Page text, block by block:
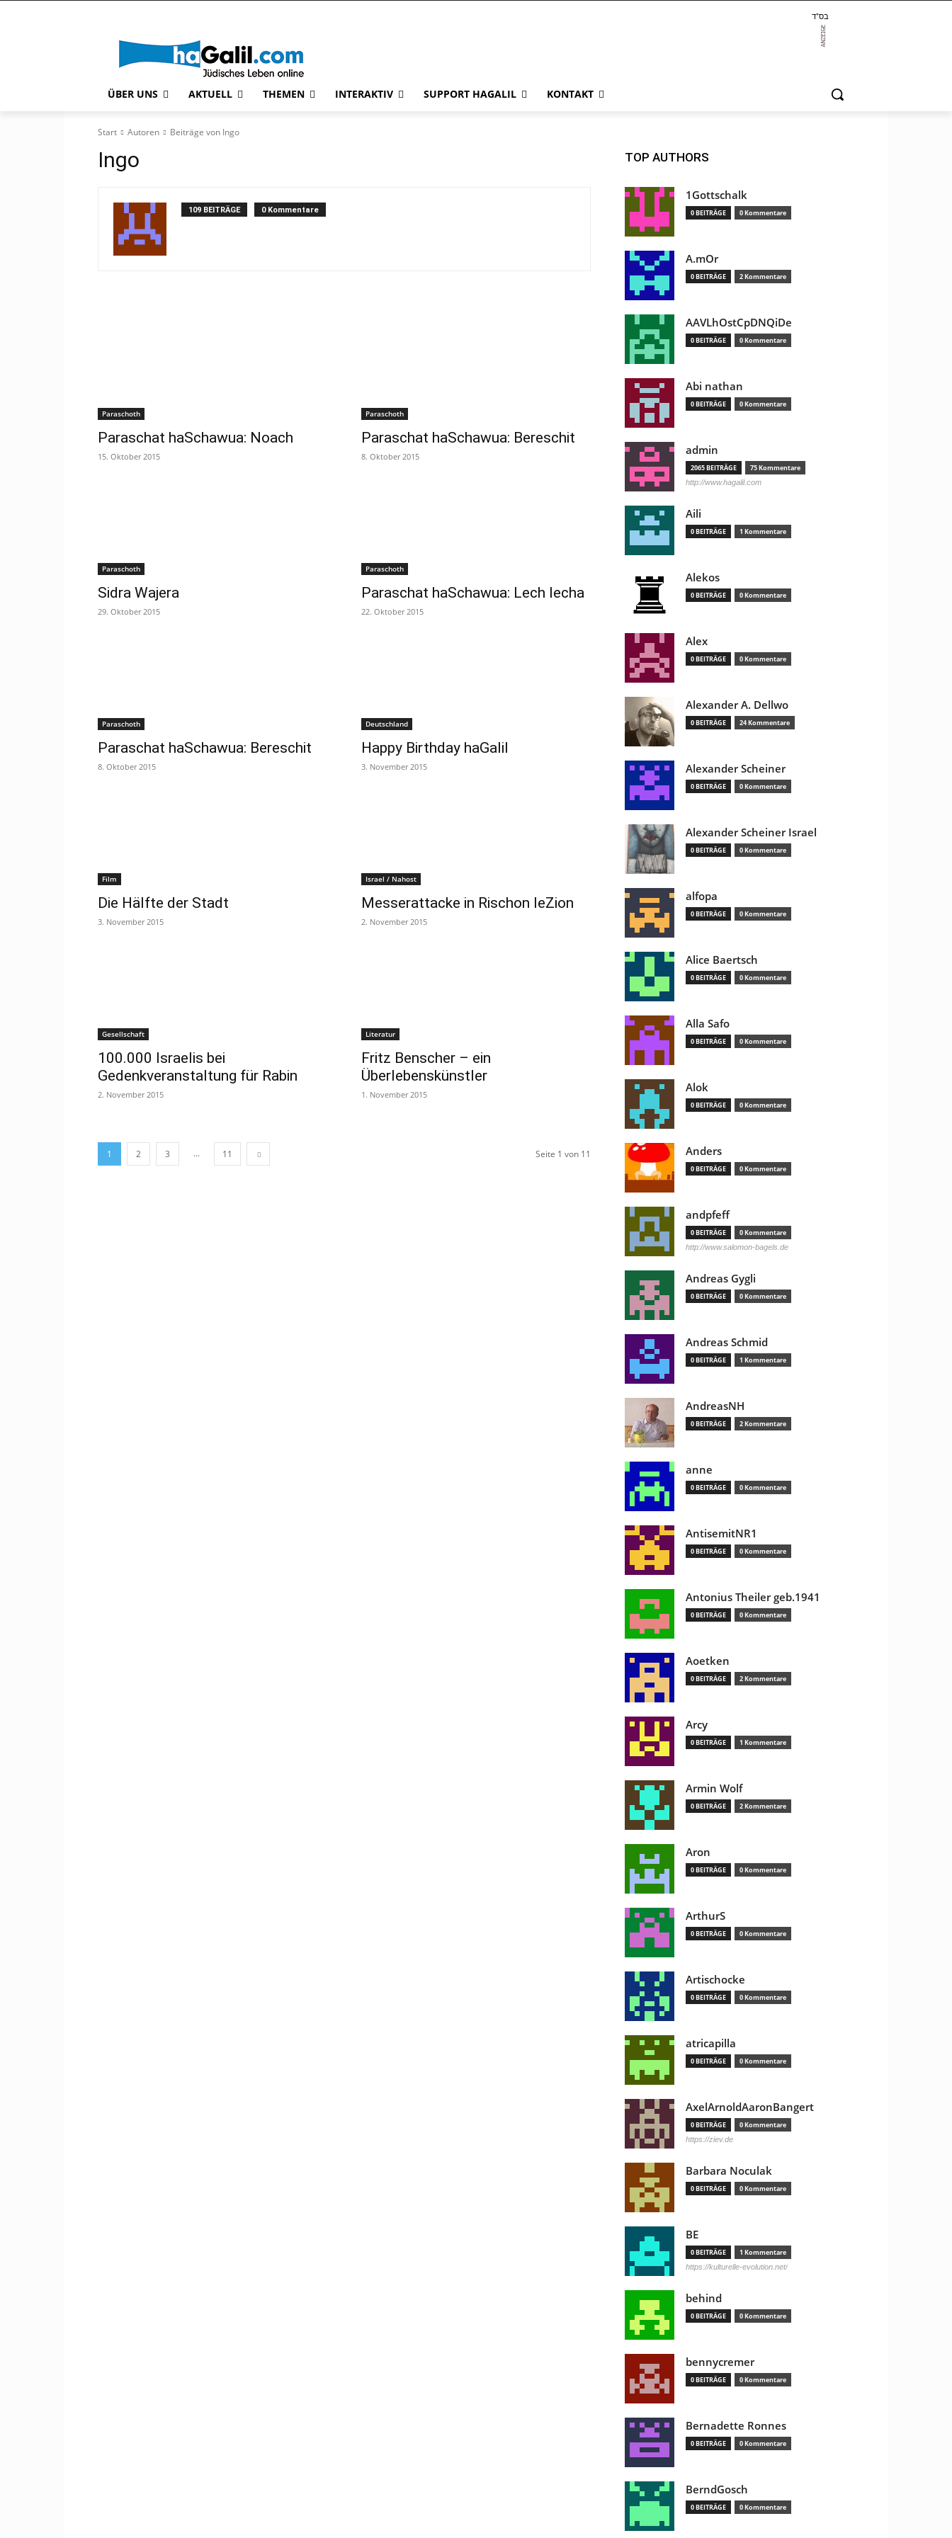
בס"ד
ÜBER UNS AKTUELL THEMEN INTERAKTIV SUPPORT HAGALIL KONTAKT
Start Autoren Beiträge von Ingo
Ingo
109 BEITRÄGE 0 Kommentare
Paraschoth
Paraschat haSchawua: Noach
15. Oktober 2015
Paraschoth
Paraschat haSchawua: Bereschit
8. Oktober 2015
Paraschoth
Sidra Wajera
29. Oktober 2015
Paraschoth
Paraschat haSchawua: Lech lecha
22. Oktober 2015
Paraschoth
Paraschat haSchawua: Bereschit
8. Oktober 2015
Deutschland
Happy Birthday haGalil
3. November 2015
Film
Die Hälfte der Stadt
3. November 2015
Israel / Nahost
Messerattacke in Rischon leZion
2. November 2015
Gesellschaft
100.000 Israelis bei
Gedenkveranstaltung für Rabin
2. November 2015
Literatur
Fritz Benscher – ein
Überlebenskünstler
1. November 2015
1 2 3 ... 11 Seite 1 von 11
TOP AUTHORS
1Gottschalk
0 BEITRÄGE 0 Kommentare
A.mOr
0 BEITRÄGE 2 Kommentare
AAVLhOstCpDNQiDe
0 BEITRÄGE 0 Kommentare
Abi nathan
0 BEITRÄGE 0 Kommentare
admin
2065 BEITRÄGE 75 Kommentare
http://www.hagalil.com
Aili
0 BEITRÄGE 1 Kommentare
Alekos
0 BEITRÄGE 0 Kommentare
Alex
0 BEITRÄGE 0 Kommentare
Alexander A. Dellwo
0 BEITRÄGE 24 Kommentare
Alexander Scheiner
0 BEITRÄGE 0 Kommentare
Alexander Scheiner Israel
0 BEITRÄGE 0 Kommentare
alfopa
0 BEITRÄGE 0 Kommentare
Alice Baertsch
0 BEITRÄGE 0 Kommentare
Alla Safo
0 BEITRÄGE 0 Kommentare
Alok
0 BEITRÄGE 0 Kommentare
Anders
0 BEITRÄGE 0 Kommentare
andpfeff
0 BEITRÄGE 0 Kommentare
http://www.salomon-bagels.de
Andreas Gygli
0 BEITRÄGE 0 Kommentare
Andreas Schmid
0 BEITRÄGE 1 Kommentare
AndreasNH
0 BEITRÄGE 2 Kommentare
anne
0 BEITRÄGE 0 Kommentare
AntisemitNR1
0 BEITRÄGE 0 Kommentare
Antonius Theiler geb.1941
0 BEITRÄGE 0 Kommentare
Aoetken
0 BEITRÄGE 2 Kommentare
Arcy
0 BEITRÄGE 1 Kommentare
Armin Wolf
0 BEITRÄGE 2 Kommentare
Aron
0 BEITRÄGE 0 Kommentare
ArthurS
0 BEITRÄGE 0 Kommentare
Artischocke
0 BEITRÄGE 0 Kommentare
atricapilla
0 BEITRÄGE 0 Kommentare
AxelArnoldAaronBangert
0 BEITRÄGE 0 Kommentare
https://ziev.de
Barbara Noculak
0 BEITRÄGE 0 Kommentare
BE
0 BEITRÄGE 1 Kommentare
https://kulturelle-evolution.net/
behind
0 BEITRÄGE 0 Kommentare
bennycremer
0 BEITRÄGE 0 Kommentare
Bernadette Ronnes
0 BEITRÄGE 0 Kommentare
BerndGosch
0 BEITRÄGE 0 Kommentare